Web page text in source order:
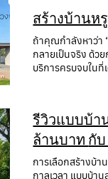
Longevity) บ้าน
(Universal
เพื่อความปลอดภัยสูงสุด การจัดสรรพื้
Design) เพื่อถนอ
Home 1. การสร้
ล็อกงบประมาณไ
นอนหลับอย่างไร?
ออกไป ทำให้สมอ
เพื่อกระตุ้นการหลั่
ที่ดินเปล่าในอุดรธ
สำเนาโฉนดที่ดิน
ระดับบำบัดด้วย "
กิจกรรม ไม่ว่าจะ
บุคคลภายนอก
M94 มีระบบป้องกันงบ
เราจะจัดทำเอกสารแสดงรายการวัสดุและราคา ควบคู่กับ
อลังการของตัวอาคาร พ
ไป และมีพื้นที่เริ่ม
ทัศน์ที่สมบูรณ์แบบรั
Home มีระบบคุม
สัปดาห์ในรูปแบบวิ
ดี พร้อมทั้งมีการ
หนึ่งของสเปซภาย
อายความคลาสสิ
โค้งมนที่ดูโอ่อ่า แ
ประเทศไทย 5. ท
มั่นคงแข็งแรงใต้ผื
CON คุณภาพสูง เพื่อประสิทธิภาพในการกันความร้อนและซับเสียง ช่วยให้บ้านเย็นสบายและประหยัดพลังงาน ,หน้าต่างอลูมิเนียมจากแบรนด์ Tostem ,ระบบ
SCG Active AIR
บ้านอิสระ" ที่เจ้าข
สไตล์สร้างบ้านกั
เชี่ยวชาญมากครั
ต้น ช่วยให้คุณได้
โจทย์ชีวิตคุณมากที่
ได้ตามการใช้งา
ฟังก์ชันพิเศษ เช่น
คลายมากขึ้น วางแปลนและดีไซ
การสร้างบ้านห
สำเร็จรูป ออกแบ
พรีเมียม วางแผน
รับสร้างบ้านหรู ข
โดยมีฐานการทำ
อย่างใกล้ชิด ทำใ
สร้างบ้านห
ถ้าคุณกำลังหาว่า
กลายเป็นจริง ด้ว
บริการครบจบใน
ตกแต่งภายใน ภ
คงทนในระยะยาว
เฉพาะคุณ สะท้อน
รสนิยม และตัวตน
เพื่อให้บ้านไม่ใช่
ตอน ด้วยทีมสถาป
รีวิวแบบบ้าน M92: ออกแบบบ้า
การเลือกสร้างบ้
กาลเวลา แบบบ้า